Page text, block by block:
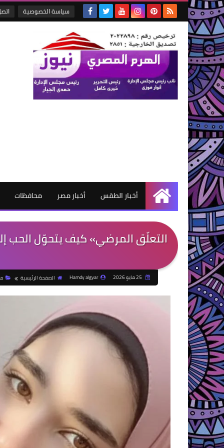
سياسة الخصوصية
الرئيسية
أخبار الطقس أخبار مصر محافظات
التعلّق المرضي» كيف يتحوّل الحب
Hamdy algyar الصفحة الرئيسية